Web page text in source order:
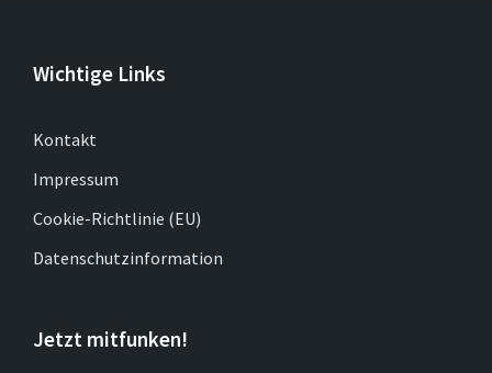
Wichtige Links
Kontakt
Impressum
Cookie-Richtlinie (EU)
Datenschutzinformation
Jetzt mitfunken!